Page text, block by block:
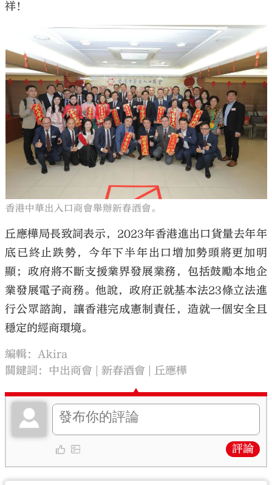
祥！
香港中華出入口商會舉辦新春酒會。
丘應樺局長致詞表示，2023年香港進出口貨量去年年
底已終止跌勢，今年下半年出口增加勢頭將更加明
顯；政府將不斷支援業界發展業務，包括鼓勵本地企
業發展電子商務。他說，政府正就基本法23條立法進
行公眾諮詢，讓香港完成憲制責任，造就一個安全且
穩定的經商環境。
編輯：Akira
關鍵詞： 中出商會 新春酒會 丘應樺
評論